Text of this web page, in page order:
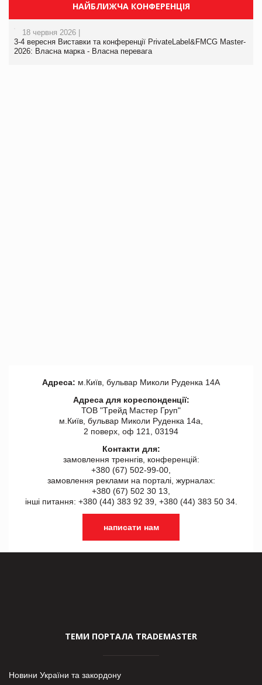
НАЙБЛИЖЧА КОНФЕРЕНЦІЯ
18 червня 2026 |
3-4 вересня Виставки та конференції PrivateLabel&FMCG Master-
2026: Власна марка - Власна перевага
Адреса: м.Київ, бульвар Миколи Руденка 14А
Адреса для кореспонденції:
ТОВ "Tрейд Мастер Груп"
м.Київ, бульвар Миколи Руденка 14а,
2 поверх, оф 121, 03194
Контакти для:
замовлення треннгів, конференцій:
+380 (67) 502-99-00,
замовлення реклами на порталі, журналах:
+380 (67) 502 30 13,
інші питання: +380 (44) 383 92 39, +380 (44) 383 50 34.
написати нам
ТЕМИ ПОРТАЛА TRADEMASTER
Новини України та закордону